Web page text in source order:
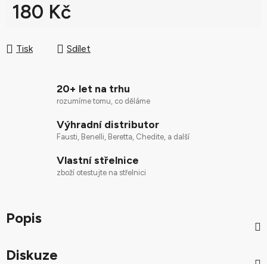
180 Kč
Tisk
Sdílet
20+ let na trhu
rozumíme tomu, co děláme
Výhradní distributor
Fausti, Benelli, Beretta, Chedite, a další
Vlastní střelnice
zboží otestujte na střelnici
Popis
Diskuze